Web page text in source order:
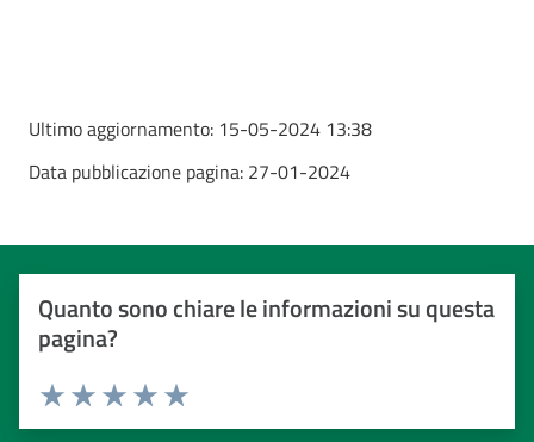
Ultimo aggiornamento: 15-05-2024 13:38
Data pubblicazione pagina: 27-01-2024
Quanto sono chiare le informazioni su questa
pagina?
Valuta da 1 a 5 stelle
Valuta 5 stelle su 5
Valuta 4 stelle su 5
Valuta 3 stelle su 5
Valuta 2 stelle su 5
Valuta 1 stelle su 5